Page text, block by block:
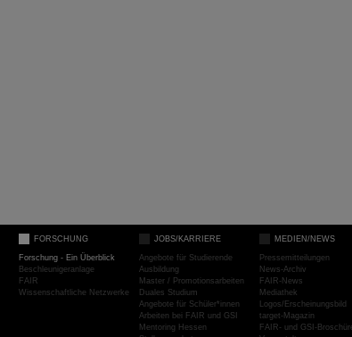
FORSCHUNG
Forschung - Ein Überblick
Beschleunigeranlage
FAIR
Wissenschaftliche Netzwerke
JOBS/KARRIERE
Angebote für Studierende
Ausbildung
Master / Promotionsarbeiten
Duales Studium
Angebote für Schüler*innen
Arbeiten bei FAIR und GSI
Mentoring Hessen
MEDIEN/NEWS
Pressemitteilungen
News-Archiv
FAIR-News
Mediathek
Logos/Erscheinungsbild
target-Magazin
FAIR- und GSI-